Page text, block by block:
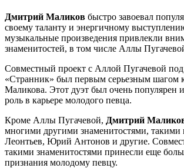
Дмитрий Маликов быстро завоевал
своему таланту и энергичному
музыкальные произведения привлекли
знаменитостей, в том числе Аллы
Совместный проект с Аллой Пугачевой
«Странник» был первым серьезным шагом
Маликова. Этот дуэт был очень популярен
роль в карьере молодого певца.
Кроме Аллы Пугачевой, Дмитрий
многими другими знаменитостями, такими
Леонтьев, Юрий Антонов и другие.
такими знаменитостями принесли еще
признания молодому певцу.